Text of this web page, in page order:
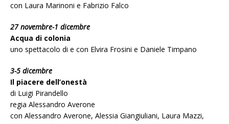
con Laura Marinoni e Fabrizio Falco
27 novembre-1 dicembre
Acqua di colonia
uno spettacolo di e con Elvira Frosini e Daniele Timpano
3-5 dicembre
Il piacere dell’onestà
di Luigi Pirandello
regia Alessandro Averone
con Alessandro Averone, Alessia Giangiuliani, Laura Mazzi,